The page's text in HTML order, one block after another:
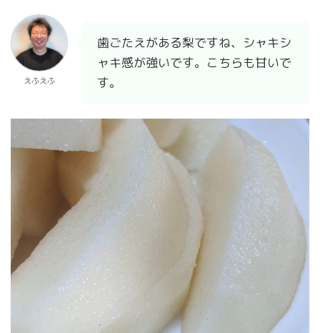
えふえふ
歯ごたえがある梨ですね、シャキシ
ャキ感が強いです。こちらも甘いで
す。